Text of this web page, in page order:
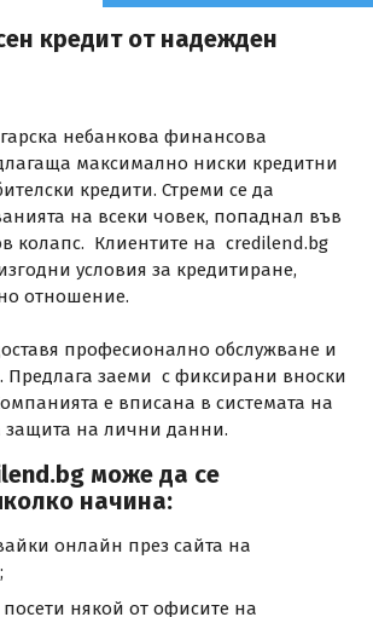
кредит от надежден
небанкова финансова
максимално ниски кредитни
кредити. Стреми се да
на всеки човек, попаднал във
колапс. Клиентите на credilend.bg
условия за кредитиране,
отношение.
професионално обслужване и
Предлага заеми с фиксирани вноски
е вписана в системата на
защита на лични данни.
може да се
начина:
онлайн през сайта на
посети някой от офисите на